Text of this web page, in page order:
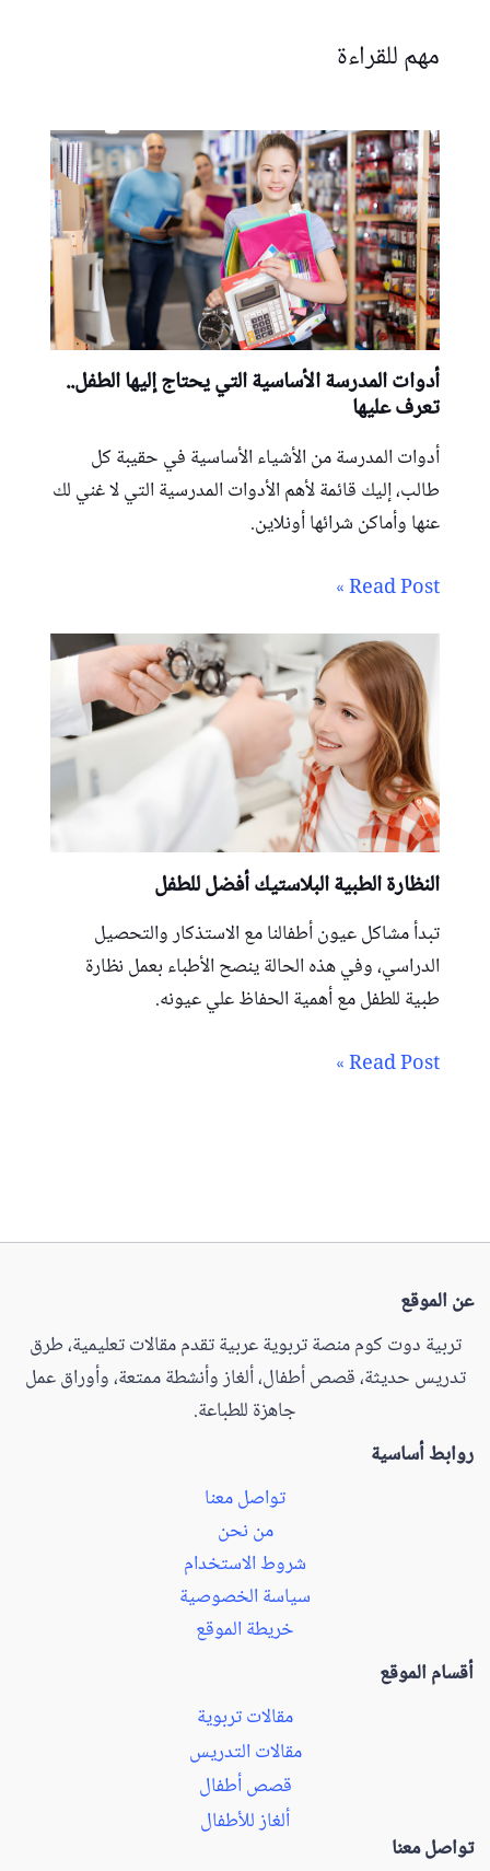
مهم للقراءة
أدوات المدرسة الأساسية التي يحتاج إليها الطفل..
تعرف عليها
أدوات المدرسة من الأشياء الأساسية في حقيبة كل
طالب، إليك قائمة لأهم الأدوات المدرسية التي لا غني لك
عنها وأماكن شرائها أونلاين.
Read Post »
النظارة الطبية البلاستيك أفضل للطفل
تبدأ مشاكل عيون أطفالنا مع الاستذكار والتحصيل
الدراسي، وفي هذه الحالة ينصح الأطباء بعمل نظارة
طبية للطفل مع أهمية الحفاظ علي عيونه.
Read Post »
عن الموقع
تربية دوت كوم منصة تربوية عربية تقدم مقالات تعليمية، طرق
تدريس حديثة، قصص أطفال، ألغاز وأنشطة ممتعة، وأوراق عمل
جاهزة للطباعة.
روابط أساسية
تواصل معنا
من نحن
شروط الاستخدام
سياسة الخصوصية
خريطة الموقع
أقسام الموقع
مقالات تربوية
مقالات التدريس
قصص أطفال
ألغاز للأطفال
تواصل معنا